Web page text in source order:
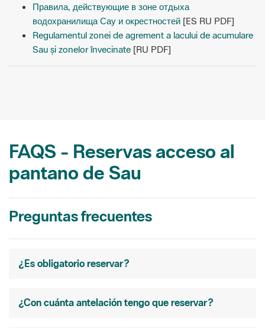
Правила, действующие в зоне отдыха
водохранилища Сау и окрестностей [ES RU PDF]
Regulamentul zonei de agrement a lacului de acumulare
Sau și zonelor învecinate [RU PDF]
FAQS - Reservas acceso al
pantano de Sau
Preguntas frecuentes
¿Es obligatorio reservar?
¿Con cuánta antelación tengo que reservar?